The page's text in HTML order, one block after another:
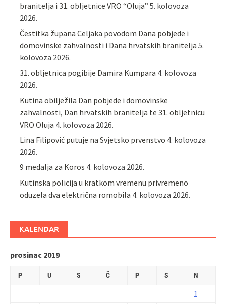
branitelja i 31. obljetnice VRO “Oluja” 5. kolovoza
2026.
Čestitka župana Celjaka povodom Dana pobjede i
domovinske zahvalnosti i Dana hrvatskih branitelja 5.
kolovoza 2026.
31. obljetnica pogibije Damira Kumpara 4. kolovoza
2026.
Kutina obilježila Dan pobjede i domovinske
zahvalnosti, Dan hrvatskih branitelja te 31. obljetnicu
VRO Oluja 4. kolovoza 2026.
Lina Filipović putuje na Svjetsko prvenstvo 4. kolovoza
2026.
9 medalja za Koros 4. kolovoza 2026.
Kutinska policija u kratkom vremenu privremeno
oduzela dva električna romobila 4. kolovoza 2026.
KALENDAR
prosinac 2019
P U S Č P S N
1